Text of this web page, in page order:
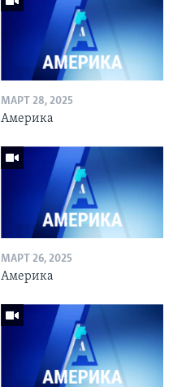
МАРТ 28, 2025
Америка
МАРТ 26, 2025
Америка